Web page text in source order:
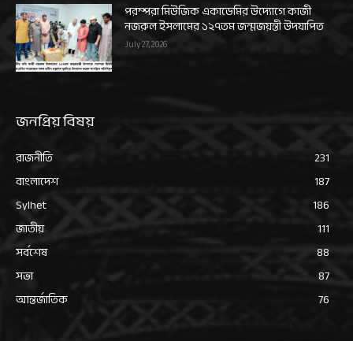
পরম্পরা মিউজিক একাডেমির উদ্যোগে কাজী
নজরুল ইসলামের ১২৭তম জন্মজয়ন্তী উদযাপিত
July 27, 2026
জনপ্রিয় বিষয়
রাজনীতি
231
বাংলাদেশ
187
Sylhet
186
জাতীয়
111
সর্বশেষ
88
সভা
87
আন্তর্জাতিক
76